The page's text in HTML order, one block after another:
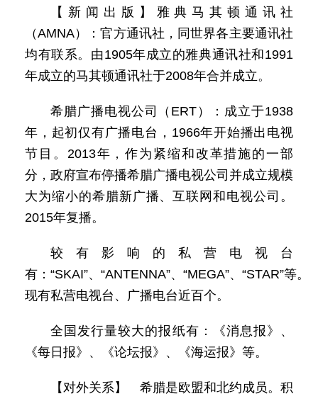
【新闻出版】雅典马其顿通讯社
（AMNA）：官方通讯社，同世界各主要通讯社
均有联系。由1905年成立的雅典通讯社和1991
年成立的马其顿通讯社于2008年合并成立。
希腊广播电视公司（ERT）：成立于1938
年，起初仅有广播电台，1966年开始播出电视
节目。2013年，作为紧缩和改革措施的一部
分，政府宣布停播希腊广播电视公司并成立规模
大为缩小的希腊新广播、互联网和电视公司。
2015年复播。
较有影响的私营电视台
有：“SKAI”、“ANTENNA”、“MEGA”、“STAR”等。
现有私营电视台、广播电台近百个。
全国发行量较大的报纸有：《消息报》、
《每日报》、《论坛报》、《海运报》等。
【对外关系】 希腊是欧盟和北约成员。积